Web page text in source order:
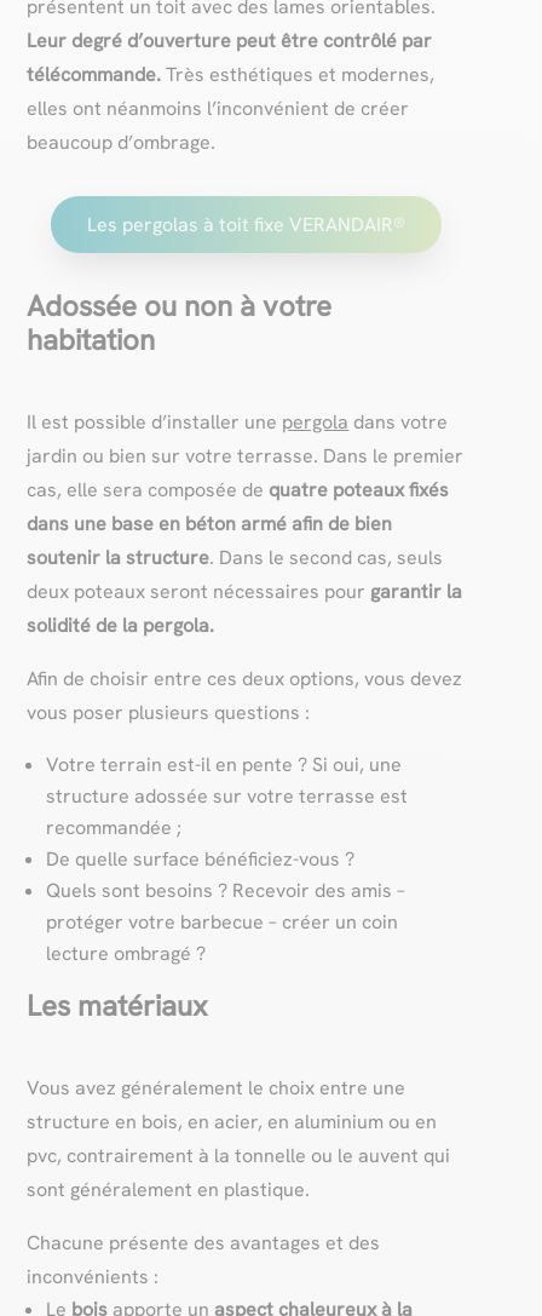
présentent un toit avec des lames orientables.
Leur degré d’ouverture peut être contrôlé par
télécommande.Très esthétiques et modernes,
elles ont néanmoins l’inconvénient de créer
beaucoup d’ombrage.
Les pergolas à toit fixe VERANDAIR®
Adossée ou non à votre
habitation
Il est possible d’installer une pergola dans votre
jardin ou bien sur votre terrasse. Dans le premier
cas, elle sera composée de quatre poteaux fixés
dans une base en béton armé afin de bien
soutenir la structure. Dans le second cas, seuls
deux poteaux seront nécessaires pour garantir la
solidité de la pergola.
Afin de choisir entre ces deux options, vous devez
vous poser plusieurs questions :
Votre terrain est-il en pente ? Si oui, une
structure adossée sur votre terrasse est
recommandée ;
De quelle surface bénéficiez-vous ?
Quels sont besoins ? Recevoir des amis –
protéger votre barbecue – créer un coin
lecture ombragé ?
Les matériaux
Vous avez généralement le choix entre une
structure en bois, en acier, en aluminium ou en
pvc, contrairement à la tonnelle ou le auvent qui
sont généralement en plastique.
Chacune présente des avantages et des
inconvénients :
Le bois apporte un aspect chaleureux à la